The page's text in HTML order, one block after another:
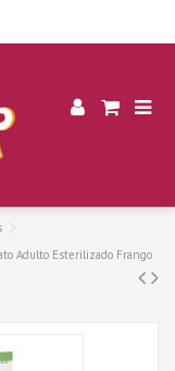
Adulto Esterilizado Frango